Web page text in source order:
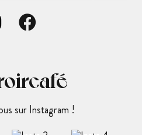
sur Instagram !